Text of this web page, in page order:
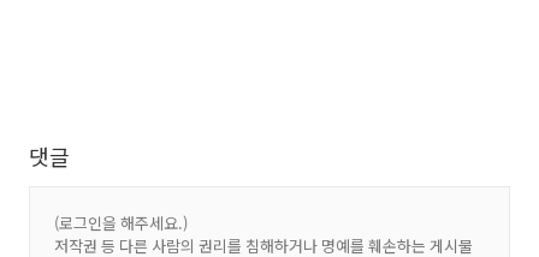
댓글